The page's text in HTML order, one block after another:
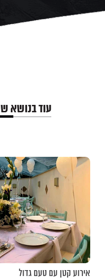
עוד בנושא
אירוע קטן עם טעם גדול